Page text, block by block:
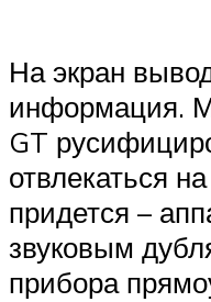
На экран
информация.
GT
отвлекаться
придется –
звуковым
прибора